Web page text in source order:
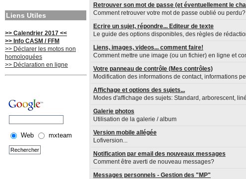
Liens Utiles
>> Calendrier 2017 <<
>> Info CASM / FFM
>> Déclarer les motos non
homologuées
>> Déclaration en ligne
Web mxteam
Retrouver son mot de passe (et éventuellement le
Comment retrouver votre mot de passe oublié ou perdu?
Ecrire un sujet, répondre... Editeur de texte
Le guide des options disponibles, des règles de
Liens, images, videos... comment faire!
Comment mettre une image (ou un fichier) en ligne et
Votre panneau de contrôle (Mes contrôles)
Modification des informations de contact, informations
Affichage et options des sujets...
Modes d'affichage des sujets: Standard, arborescent,
Galerie photos
Utilisation de la galerie / album
Version mobile allégée
Lofiversion...
Notification par email des nouveaux messages
Comment être averti de nouveau messages?
Messages personnels - Gestion des "MP"